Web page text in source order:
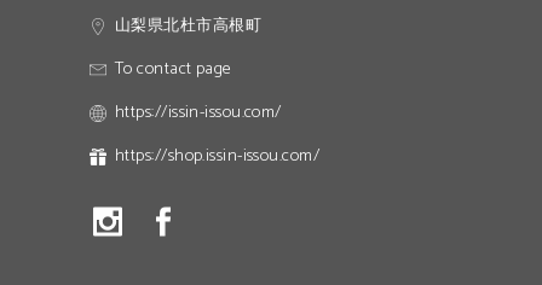
山梨県北杜市高根町
To contact page
https://issin-issou.com/
https://shop.issin-issou.com/